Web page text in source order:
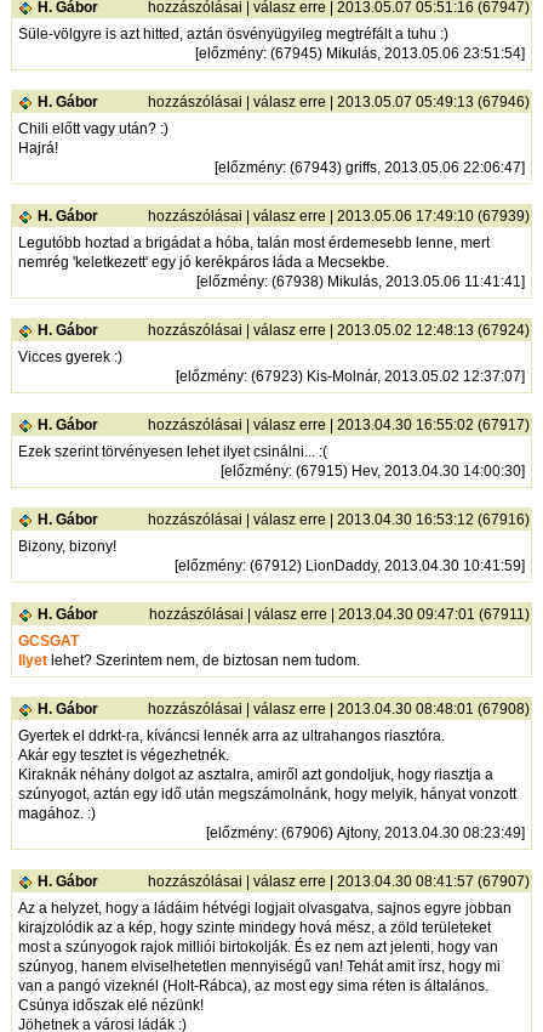
H. Gábor hozzászólásai |válasz erre | 2013.05.07 05:51:16 (67947)
Süle-völgyre is azt hitted, aztán ösvényügyileg megtréfált a tuhu :)
[előzmény: (67945) Mikulás, 2013.05.06 23:51:54]
H. Gábor hozzászólásai |válasz erre | 2013.05.07 05:49:13 (67946)
Chili előtt vagy után? :)
Hajrá!
[előzmény: (67943) griffs, 2013.05.06 22:06:47]
H. Gábor hozzászólásai |válasz erre | 2013.05.06 17:49:10 (67939)
Legutóbb hoztad a brigádat a hóba, talán most érdemesebb lenne, mert
nemrég 'keletkezett' egy jó kerékpáros láda a Mecsekbe.
[előzmény: (67938) Mikulás, 2013.05.06 11:41:41]
H. Gábor hozzászólásai |válasz erre | 2013.05.02 12:48:13 (67924)
Vicces gyerek :)
[előzmény: (67923) Kis-Molnár, 2013.05.02 12:37:07]
H. Gábor hozzászólásai |válasz erre | 2013.04.30 16:55:02 (67917)
Ezek szerint törvényesen lehet ilyet csinálni... :(
[előzmény: (67915) Hev, 2013.04.30 14:00:30]
H. Gábor hozzászólásai |válasz erre | 2013.04.30 16:53:12 (67916)
Bizony, bizony!
[előzmény: (67912) LionDaddy, 2013.04.30 10:41:59]
H. Gábor hozzászólásai |válasz erre | 2013.04.30 09:47:01 (67911)
GCSGAT
Ilyet lehet? Szerintem nem, de biztosan nem tudom.
H. Gábor hozzászólásai |válasz erre | 2013.04.30 08:48:01 (67908)
Gyertek el ddrkt-ra, kíváncsi lennék arra az ultrahangos riasztóra.
Akár egy tesztet is végezhetnék.
Kiraknák néhány dolgot az asztalra, amiről azt gondoljuk, hogy riasztja a
szúnyogot, aztán egy idő után megszámolnánk, hogy melyik, hányat vonzott
magához. :)
[előzmény: (67906) Ajtony, 2013.04.30 08:23:49]
H. Gábor hozzászólásai |válasz erre | 2013.04.30 08:41:57 (67907)
Az a helyzet, hogy a ládáim hétvégi logjait olvasgatva, sajnos egyre jobban
kirajzolódik az a kép, hogy szinte mindegy hová mész, a zöld területeket
most a szúnyogok rajok milliói birtokolják. És ez nem azt jelenti, hogy van
szúnyog, hanem elviselhetetlen mennyiségű van! Tehát amit írsz, hogy mi
van a pangó vizeknél (Holt-Rábca), az most egy sima réten is általános.
Csúnya időszak elé nézünk!
Jöhetnek a városi ládák :)